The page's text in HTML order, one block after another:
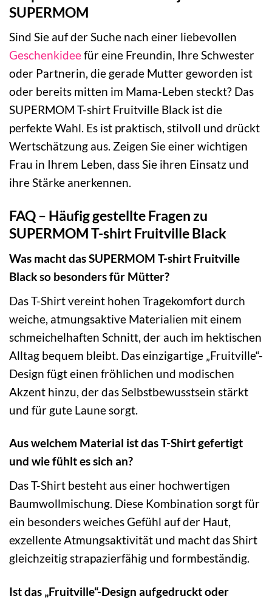
SUPERMOM
Sind Sie auf der Suche nach einer liebevollen
Geschenkideefür eine Freundin, Ihre Schwester
oder Partnerin, die gerade Mutter geworden ist
oder bereits mitten im Mama-Leben steckt? Das
SUPERMOM T-shirt Fruitville Black ist die
perfekte Wahl. Es ist praktisch, stilvoll und drückt
Wertschätzung aus. Zeigen Sie einer wichtigen
Frau in Ihrem Leben, dass Sie ihren Einsatz und
ihre Stärke anerkennen.
FAQ – Häufig gestellte Fragen zu
SUPERMOM T-shirt Fruitville Black
Was macht das SUPERMOM T-shirt Fruitville
Black so besonders für Mütter?
Das T-Shirt vereint hohen Tragekomfort durch
weiche, atmungsaktive Materialien mit einem
schmeichelhaften Schnitt, der auch im hektischen
Alltag bequem bleibt. Das einzigartige „Fruitville“-
Design fügt einen fröhlichen und modischen
Akzent hinzu, der das Selbstbewusstsein stärkt
und für gute Laune sorgt.
Aus welchem Material ist das T-Shirt gefertigt
und wie fühlt es sich an?
Das T-Shirt besteht aus einer hochwertigen
Baumwollmischung. Diese Kombination sorgt für
ein besonders weiches Gefühl auf der Haut,
exzellente Atmungsaktivität und macht das Shirt
gleichzeitig strapazierfähig und formbeständig.
Ist das „Fruitville“-Design aufgedruckt oder